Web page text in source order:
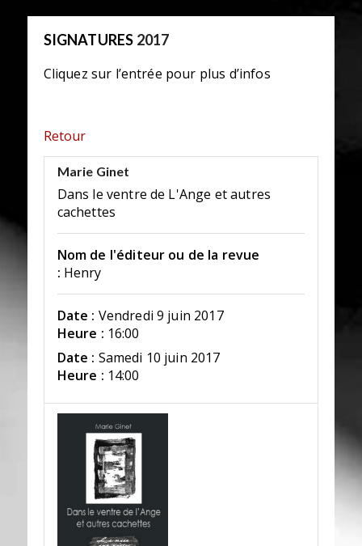
SIGNATURES 2017
Cliquez sur l’entrée pour plus d’infos
Retour
Marie Ginet
Dans le ventre de L'Ange et autres
cachettes
Nom de l'éditeur ou de la revue
: Henry
Date : Vendredi 9 juin 2017
Heure : 16:00
Date : Samedi 10 juin 2017
Heure : 14:00